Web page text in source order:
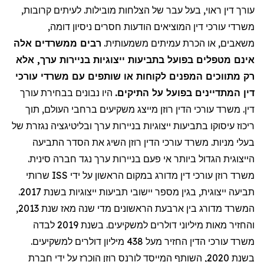
עורך דין ראוי, בעל עבר של הצלחות מובילות. לעיתים קרובות,
משרדי עורכי דין המוציאים הודעות חסרים ניסיון דומה,
משאבים, או הכרת עמיתים משמעותית. רבים ממשרדים אלה
אינם מטפלים בפועל בתביעות ייצוגיות בניירות ערך, אלא
רק מתווכים המפנים לקוחות או שותפים עם משרדי עורכי
דין המתדיינים בפועל על התיקים. היו נבונים בבחירת עורך
דין. משרד עורכי הדין רוזן מייצג משקיעים ברחבי העולם, תוך
ריכוז עיסוקו בתביעות ייצוגיות בניירות ערך ובליטיגציה נגזרת של
בעלי מניות. משרד עורכי הדין רוזן השיג את הסדר התביעה
הייצוגית הגדול ביותר אי פעם בניירות ערך נגד חברה סינית.
משרד רוזן עורכי דין מדורג במקום הראשון על ידי ISS שרותי
תביעה ייצוגית, בגין מספר יישובי תביעות ייצוגיות בשנת 2017.
המשרד מדורג בין ארבעת הראשונים מדי שנה מאז שנת 2013,
והחזיר מאות מיליוני דולרים למשקיעים. בשנת 2019 לבדה
משרד עורכי הדין החזיר מעל
438 מיליון דולרים למשקיעים.
בשנת 2020, השותף המייסד לורנס רוזן הוכרז על ידי חברת